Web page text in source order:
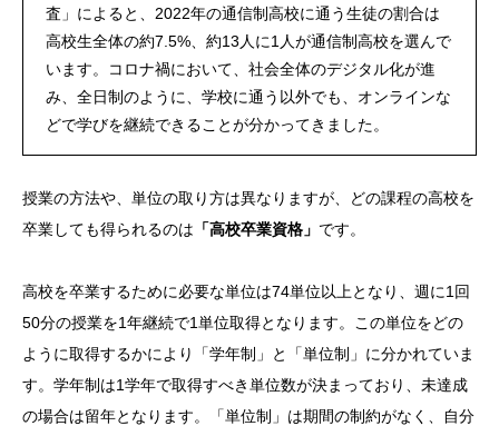
査」によると、2022年の通信制高校に通う生徒の割合は
高校生全体の約7.5%、約13人に1人が通信制高校を選んで
います。コロナ禍において、社会全体のデジタル化が進
み、全日制のように、学校に通う以外でも、オンラインな
どで学びを継続できることが分かってきました。
授業の方法や、単位の取り方は異なりますが、どの課程の高校を
卒業しても得られるのは 「高校卒業資格」 です。
高校を卒業するために必要な単位は74単位以上となり、週に1回
50分の授業を1年継続で1単位取得となります。この単位をどの
ように取得するかにより「学年制」と「単位制」に分かれていま
す。学年制は1学年で取得すべき単位数が決まっており、未達成
の場合は留年となります。「単位制」は期間の制約がなく、自分